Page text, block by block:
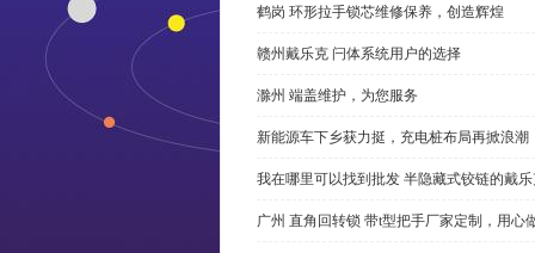
鹤岗 环形拉手锁芯维修保养，创造辉煌
赣州戴乐克 闩体系统用户的选择
滁州 端盖维护，为您服务
新能源车下乡获力挺，充电桩布局再掀浪潮
我在哪里可以找到批发 半隐藏式铰链的戴
广州 直角回转锁 带t型把手厂家定制，用心